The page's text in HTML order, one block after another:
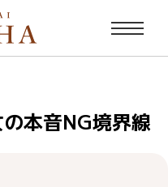
本音NG境界線